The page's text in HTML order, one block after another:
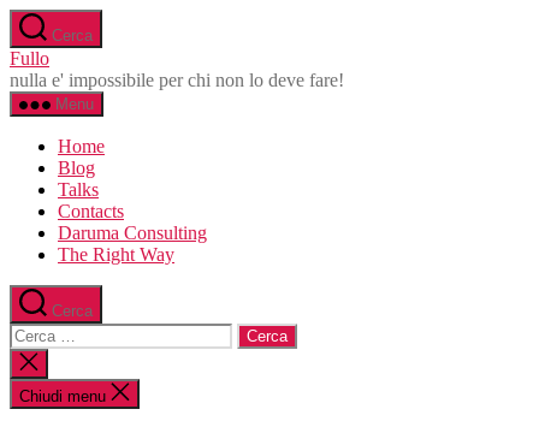
Salta
al
contenuto
Cerca
Fullo
nulla e' impossibile per chi non lo deve fare!
Menu
Home
Blog
Talks
Contacts
Daruma Consulting
The Right Way
Cerca
Cerca:
Chiudi
la
ricerca
Chiudi menu